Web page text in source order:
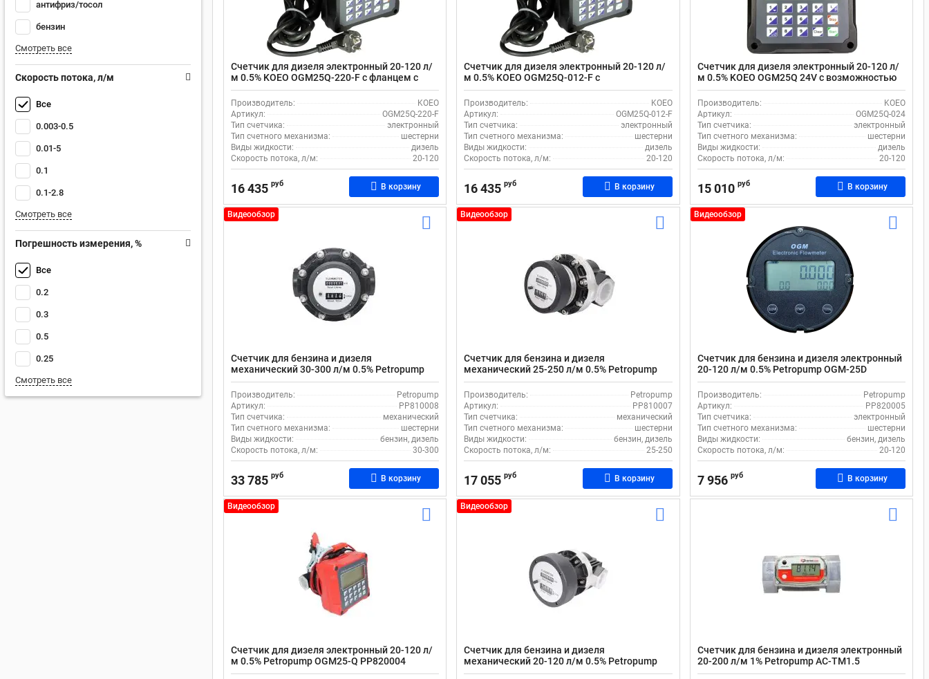
антифриз/тосол
бензин
Смотреть все
Скорость потока, л/м
Все
0.003-0.5
0.01-5
0.1
0.1-2.8
Смотреть все
Погрешность измерения, %
Все
0.2
0.3
0.5
0.25
Смотреть все
Счетчик для дизеля электронный 20-120 л/
м 0.5% KOEO OGM25Q-220-F с фланцем с
возможностью дозирования
Производитель:
KOEO
Артикул:
OGM25Q-220-F
Тип счетчика:
электронный
Тип счетного механизма:
шестерни
Виды жидкости:
дизель
Скорость потока, л/м:
20-120
16 435 руб В корзину
Счетчик для дизеля электронный 20-120 л/
м 0.5% KOEO OGM25Q-012-F с
возможностью дозирования
Производитель:
KOEO
Артикул:
OGM25Q-012-F
Тип счетчика:
электронный
Тип счетного механизма:
шестерни
Виды жидкости:
дизель
Скорость потока, л/м:
20-120
16 435 руб В корзину
Счетчик для дизеля электронный 20-120 л/
м 0.5% KOEO OGM25Q 24V с возможностью
дозирования
Производитель:
KOEO
Артикул:
OGM25Q-024
Тип счетчика:
электронный
Тип счетного механизма:
шестерни
Виды жидкости:
дизель
Скорость потока, л/м:
20-120
15 010 руб В корзину
Видеообзор
Счетчик для бензина и дизеля
механический 30-300 л/м 0.5% Petropump
OGM-50 PP810008 шестеренчатый
Производитель:
Petropump
Артикул:
PP810008
Тип счетчика:
механический
Тип счетного механизма:
шестерни
Виды жидкости:
бензин, дизель
Скорость потока, л/м:
30-300
33 785 руб В корзину
Видеообзор
Счетчик для бензина и дизеля
механический 25-250 л/м 0.5% Petropump
OGM-40 PP810007 шестеренчатый
Производитель:
Petropump
Артикул:
PP810007
Тип счетчика:
механический
Тип счетного механизма:
шестерни
Виды жидкости:
бензин, дизель
Скорость потока, л/м:
25-250
17 055 руб В корзину
Видеообзор
Счетчик для бензина и дизеля электронный
20-120 л/м 0.5% Petropump OGM-25D
PP820005
Производитель:
Petropump
Артикул:
PP820005
Тип счетчика:
электронный
Тип счетного механизма:
шестерни
Виды жидкости:
бензин, дизель
Скорость потока, л/м:
20-120
7 956 руб В корзину
Видеообзор
Счетчик для дизеля электронный 20-120 л/
м 0.5% Petropump OGM25-Q PP820004
Видеообзор
Счетчик для бензина и дизеля
механический 20-120 л/м 0.5% Petropump
OGM-25 PP810006
Счетчик для бензина и дизеля электронный
20-200 л/м 1% Petropump AC-TM1.5
PP820003